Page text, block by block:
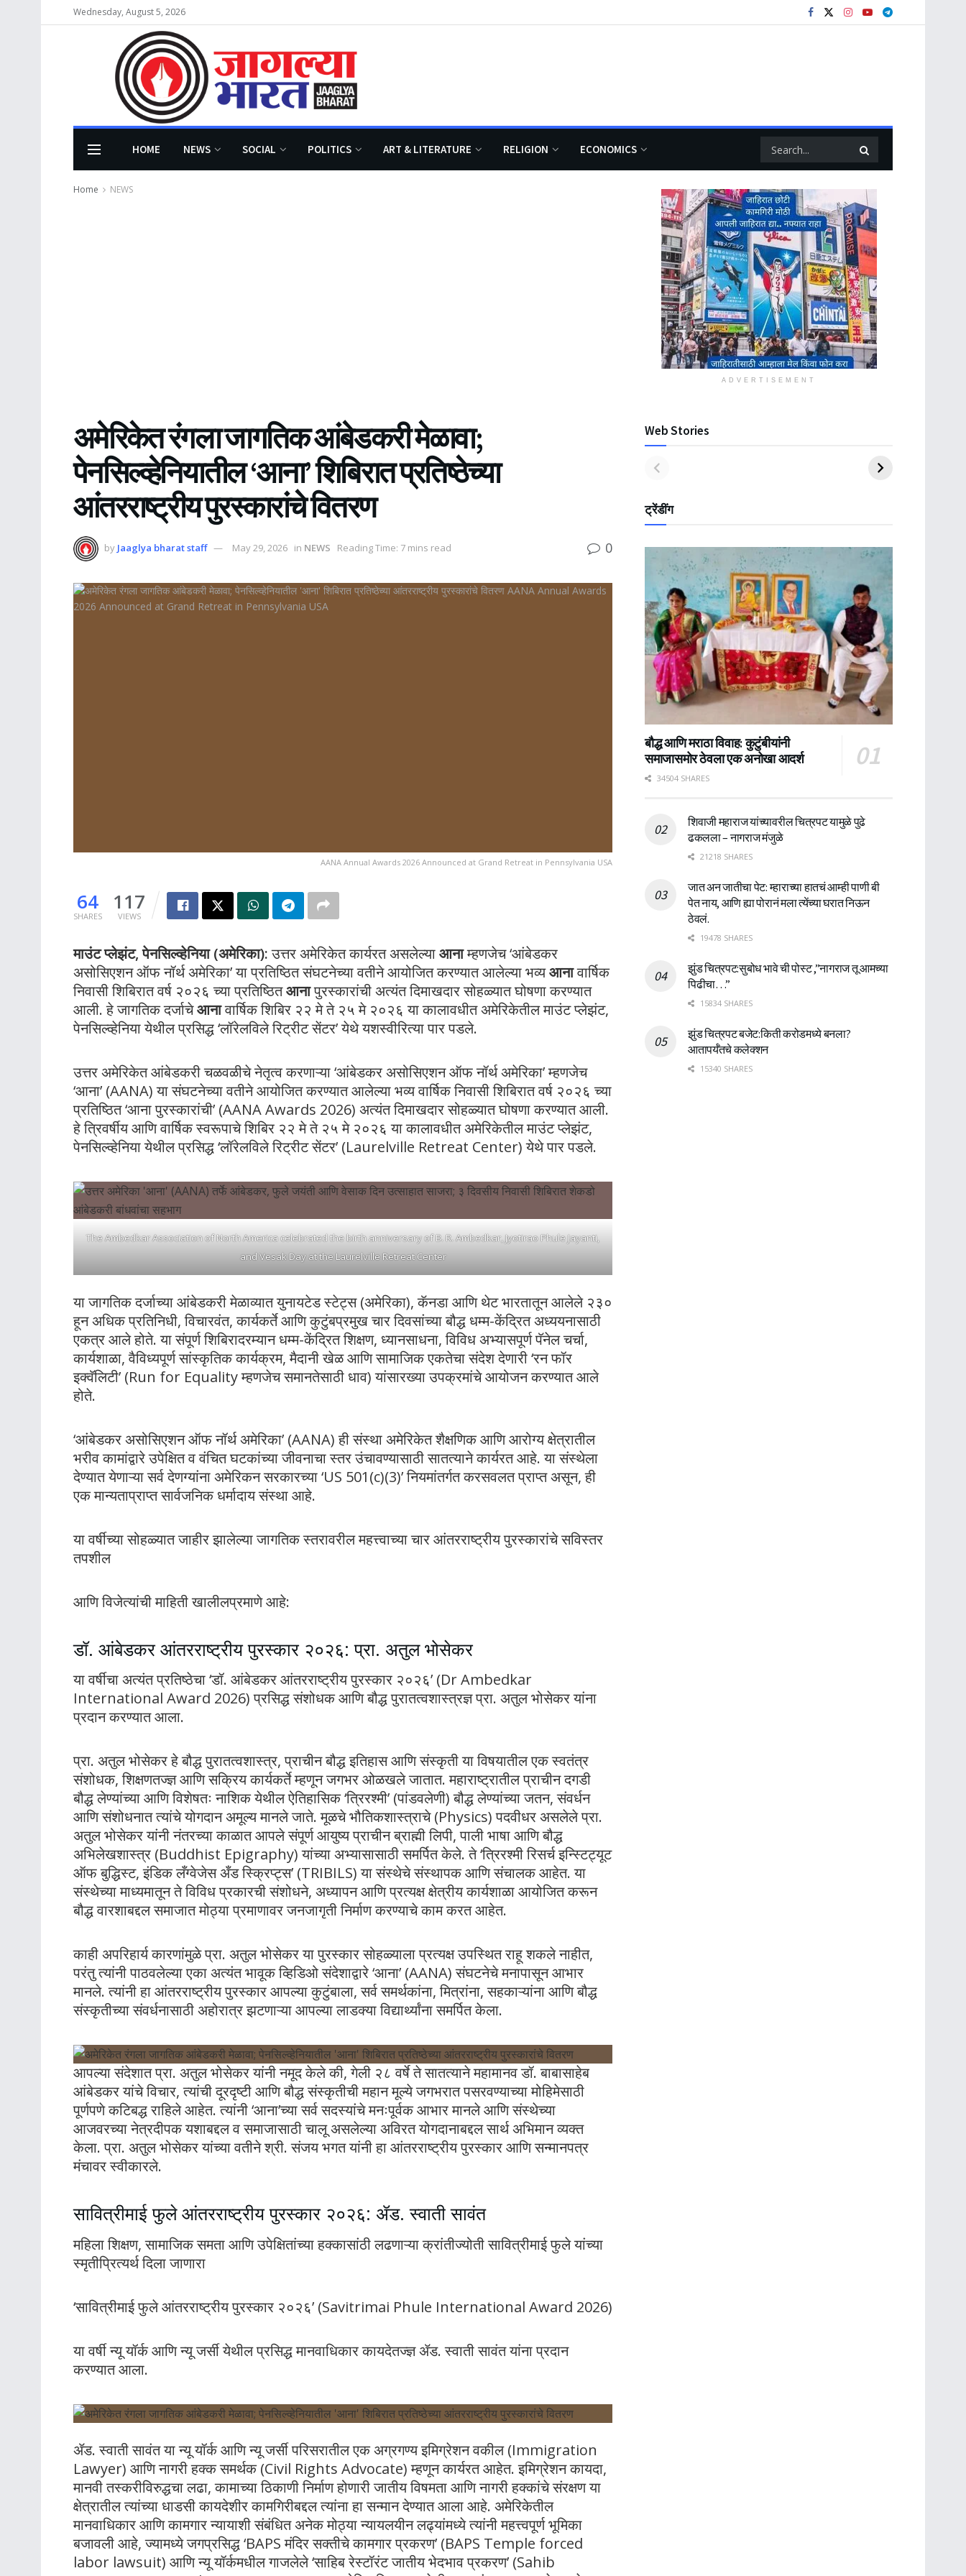
Wednesday, August 5, 2026
HOME NEWS SOCIAL POLITICS ART & LITERATURE RELIGION ECONOMICS
Home NEWS
अमेरिकेत रंगला जागतिक आंबेडकरी मेळावा;
पेनसिल्व्हेनियातील ‘आना’ शिबिरात प्रतिष्ठेच्या
आंतरराष्ट्रीय पुरस्कारांचे वितरण
by Jaaglya bharat staff May 29, 2026 in NEWS Reading Time: 7 mins read 0
AANA Annual Awards 2026 Announced at Grand Retreat in Pennsylvania USA
64
SHARES
117
VIEWS
माउंट प्लेझंट, पेनसिल्व्हेनिया (अमेरिका):उत्तर अमेरिकेत कार्यरत असलेल्याआनाम्हणजेच ‘आंबेडकर
असोसिएशन ऑफ नॉर्थ अमेरिका’ या प्रतिष्ठित संघटनेच्या वतीने आयोजित करण्यात आलेल्या भव्यआनावार्षिक
निवासी शिबिरात वर्ष २०२६ च्या प्रतिष्ठितआनापुरस्कारांची अत्यंत दिमाखदार सोहळ्यात घोषणा करण्यात
आली. हे जागतिक दर्जाचेआनावार्षिक शिबिर २२ मे ते २५ मे २०२६ या कालावधीत अमेरिकेतील माउंट प्लेझंट,
पेनसिल्व्हेनिया येथील प्रसिद्ध ‘लॉरेलविले रिट्रीट सेंटर’ येथे यशस्वीरित्या पार पडले.
उत्तर अमेरिकेत आंबेडकरी चळवळीचे नेतृत्व करणाऱ्या ‘आंबेडकर असोसिएशन ऑफ नॉर्थ अमेरिका’ म्हणजेच
‘आना’ (AANA) या संघटनेच्या वतीने आयोजित करण्यात आलेल्या भव्य वार्षिक निवासी शिबिरात वर्ष २०२६ च्या
प्रतिष्ठित ‘आना पुरस्कारांची’ (AANA Awards 2026) अत्यंत दिमाखदार सोहळ्यात घोषणा करण्यात आली.
हे त्रिवर्षीय आणि वार्षिक स्वरूपाचे शिबिर २२ मे ते २५ मे २०२६ या कालावधीत अमेरिकेतील माउंट प्लेझंट,
पेनसिल्व्हेनिया येथील प्रसिद्ध ‘लॉरेलविले रिट्रीट सेंटर’ (Laurelville Retreat Center) येथे पार पडले.
The Ambedkar Association of North America celebrated the birth anniversary of B. R. Ambedkar, Jyotirao Phule Jayanti,
and Vesak Day at the Laurelville Retreat Center
या जागतिक दर्जाच्या आंबेडकरी मेळाव्यात युनायटेड स्टेट्स (अमेरिका), कॅनडा आणि थेट भारतातून आलेले २३०
हून अधिक प्रतिनिधी, विचारवंत, कार्यकर्ते आणि कुटुंबप्रमुख चार दिवसांच्या बौद्ध धम्म-केंद्रित अध्ययनासाठी
एकत्र आले होते. या संपूर्ण शिबिरादरम्यान धम्म-केंद्रित शिक्षण, ध्यानसाधना, विविध अभ्यासपूर्ण पॅनेल चर्चा,
कार्यशाळा, वैविध्यपूर्ण सांस्कृतिक कार्यक्रम, मैदानी खेळ आणि सामाजिक एकतेचा संदेश देणारी ‘रन फॉर
इक्वॅलिटी’ (Run for Equality म्हणजेच समानतेसाठी धाव) यांसारख्या उपक्रमांचे आयोजन करण्यात आले
होते.
‘आंबेडकर असोसिएशन ऑफ नॉर्थ अमेरिका’ (AANA) ही संस्था अमेरिकेत शैक्षणिक आणि आरोग्य क्षेत्रातील
भरीव कामांद्वारे उपेक्षित व वंचित घटकांच्या जीवनाचा स्तर उंचावण्यासाठी सातत्याने कार्यरत आहे. या संस्थेला
देण्यात येणाऱ्या सर्व देणग्यांना अमेरिकन सरकारच्या ‘US 501(c)(3)’ नियमांतर्गत करसवलत प्राप्त असून, ही
एक मान्यताप्राप्त सार्वजनिक धर्मादाय संस्था आहे.
या वर्षीच्या सोहळ्यात जाहीर झालेल्या जागतिक स्तरावरील महत्त्वाच्या चार आंतरराष्ट्रीय पुरस्कारांचे सविस्तर
तपशील
आणि विजेत्यांची माहिती खालीलप्रमाणे आहे:
डॉ. आंबेडकर आंतरराष्ट्रीय पुरस्कार २०२६: प्रा. अतुल भोसेकर
या वर्षीचा अत्यंत प्रतिष्ठेचा ‘डॉ. आंबेडकर आंतरराष्ट्रीय पुरस्कार २०२६’ (Dr Ambedkar
International Award 2026) प्रसिद्ध संशोधक आणि बौद्ध पुरातत्वशास्त्रज्ञ प्रा. अतुल भोसेकर यांना
प्रदान करण्यात आला.
प्रा. अतुल भोसेकर हे बौद्ध पुरातत्वशास्त्र, प्राचीन बौद्ध इतिहास आणि संस्कृती या विषयातील एक स्वतंत्र
संशोधक, शिक्षणतज्ज्ञ आणि सक्रिय कार्यकर्ते म्हणून जगभर ओळखले जातात. महाराष्ट्रातील प्राचीन दगडी
बौद्ध लेण्यांच्या आणि विशेषतः नाशिक येथील ऐतिहासिक ‘त्रिरश्मी’ (पांडवलेणी) बौद्ध लेण्यांच्या जतन, संवर्धन
आणि संशोधनात त्यांचे योगदान अमूल्य मानले जाते. मूळचे भौतिकशास्त्राचे (Physics) पदवीधर असलेले प्रा.
अतुल भोसेकर यांनी नंतरच्या काळात आपले संपूर्ण आयुष्य प्राचीन ब्राह्मी लिपी, पाली भाषा आणि बौद्ध
अभिलेखशास्त्र (Buddhist Epigraphy) यांच्या अभ्यासासाठी समर्पित केले. ते ‘त्रिरश्मी रिसर्च इन्स्टिट्यूट
ऑफ बुद्धिस्ट, इंडिक लँग्वेजेस अँड स्क्रिप्ट्स’ (TRIBILS) या संस्थेचे संस्थापक आणि संचालक आहेत. या
संस्थेच्या माध्यमातून ते विविध प्रकारची संशोधने, अध्यापन आणि प्रत्यक्ष क्षेत्रीय कार्यशाळा आयोजित करून
बौद्ध वारशाबद्दल समाजात मोठ्या प्रमाणावर जनजागृती निर्माण करण्याचे काम करत आहेत.
काही अपरिहार्य कारणांमुळे प्रा. अतुल भोसेकर या पुरस्कार सोहळ्याला प्रत्यक्ष उपस्थित राहू शकले नाहीत,
परंतु त्यांनी पाठवलेल्या एका अत्यंत भावूक व्हिडिओ संदेशाद्वारे ‘आना’ (AANA) संघटनेचे मनापासून आभार
मानले. त्यांनी हा आंतरराष्ट्रीय पुरस्कार आपल्या कुटुंबाला, सर्व समर्थकांना, मित्रांना, सहकाऱ्यांना आणि बौद्ध
संस्कृतीच्या संवर्धनासाठी अहोरात्र झटणाऱ्या आपल्या लाडक्या विद्यार्थ्यांना समर्पित केला.
आपल्या संदेशात प्रा. अतुल भोसेकर यांनी नमूद केले की, गेली २८ वर्षे ते सातत्याने महामानव डॉ. बाबासाहेब
आंबेडकर यांचे विचार, त्यांची दूरदृष्टी आणि बौद्ध संस्कृतीची महान मूल्ये जगभरात पसरवण्याच्या मोहिमेसाठी
पूर्णपणे कटिबद्ध राहिले आहेत. त्यांनी ‘आना’च्या सर्व सदस्यांचे मनःपूर्वक आभार मानले आणि संस्थेच्या
आजवरच्या नेत्रदीपक यशाबद्दल व समाजासाठी चालू असलेल्या अविरत योगदानाबद्दल सार्थ अभिमान व्यक्त
केला. प्रा. अतुल भोसेकर यांच्या वतीने श्री. संजय भगत यांनी हा आंतरराष्ट्रीय पुरस्कार आणि सन्मानपत्र
मंचावर स्वीकारले.
सावित्रीमाई फुले आंतरराष्ट्रीय पुरस्कार २०२६: ॲड. स्वाती सावंत
महिला शिक्षण, सामाजिक समता आणि उपेक्षितांच्या हक्कासांठी लढणाऱ्या क्रांतीज्योती सावित्रीमाई फुले यांच्या
स्मृतीप्रित्यर्थ दिला जाणारा
‘सावित्रीमाई फुले आंतरराष्ट्रीय पुरस्कार २०२६’ (Savitrimai Phule International Award 2026)
या वर्षी न्यू यॉर्क आणि न्यू जर्सी येथील प्रसिद्ध मानवाधिकार कायदेतज्ज्ञ ॲड. स्वाती सावंत यांना प्रदान
करण्यात आला.
ॲड. स्वाती सावंत या न्यू यॉर्क आणि न्यू जर्सी परिसरातील एक अग्रगण्य इमिग्रेशन वकील (Immigration
Lawyer) आणि नागरी हक्क समर्थक (Civil Rights Advocate) म्हणून कार्यरत आहेत. इमिग्रेशन कायदा,
मानवी तस्करीविरुद्धचा लढा, कामाच्या ठिकाणी निर्माण होणारी जातीय विषमता आणि नागरी हक्कांचे संरक्षण या
क्षेत्रातील त्यांच्या धाडसी कायदेशीर कामगिरीबद्दल त्यांना हा सन्मान देण्यात आला आहे. अमेरिकेतील
मानवाधिकार आणि कामगार न्यायाशी संबंधित अनेक मोठ्या न्यायलयीन लढ्यांमध्ये त्यांनी महत्त्वपूर्ण भूमिका
बजावली आहे, ज्यामध्ये जगप्रसिद्ध ‘BAPS मंदिर सक्तीचे कामगार प्रकरण’ (BAPS Temple forced
labor lawsuit) आणि न्यू यॉर्कमधील गाजलेले ‘साहिब रेस्टॉरंट जातीय भेदभाव प्रकरण’ (Sahib
ADVERTISEMENT
Web Stories
ट्रेंडींग
बौद्ध आणि मराठा विवाह: कुटुंबीयांनी
समाजासमोर ठेवला एक अनोखा आदर्श
34504 SHARES
शिवाजी महाराज यांच्यावरील चित्रपट यामुळे पुढे
ढकलला – नागराज मंजुळे
21218 SHARES
जात अन जातीचा पेट: म्हाराच्या हातचं आम्ही पाणी बी
पेत नाय, आणि ह्या पोरानं मला त्येंच्या घरात निऊन
ठेवलं.
19478 SHARES
झुंड चित्रपट:सुबोध भावे ची पोस्ट ,”नागराज तू आमच्या
पिढीचा…”
15834 SHARES
झुंड चित्रपट बजेट:किती करोडमध्ये बनला?
आतापर्यँतचे कलेक्शन
15340 SHARES